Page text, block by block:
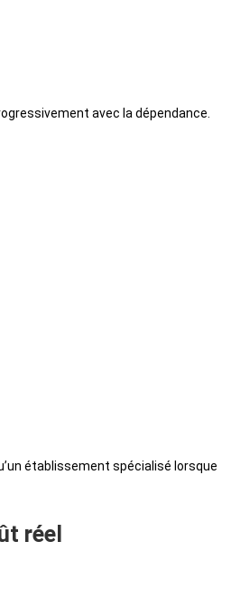
avec la dépendance.
établissement spécialisé lorsque
réel